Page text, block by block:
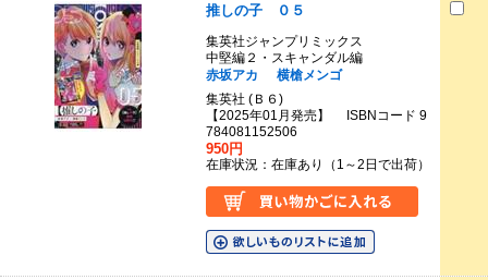
推しの子 ０５
集英社ジャンプリミックス
中堅編２・スキャンダル編
赤坂アカ
横槍メンゴ
集英社 (Ｂ６)
【2025年01月発売】 ISBNコード 9
784081152506
950円
在庫状況：在庫あり（1～2日で出荷）